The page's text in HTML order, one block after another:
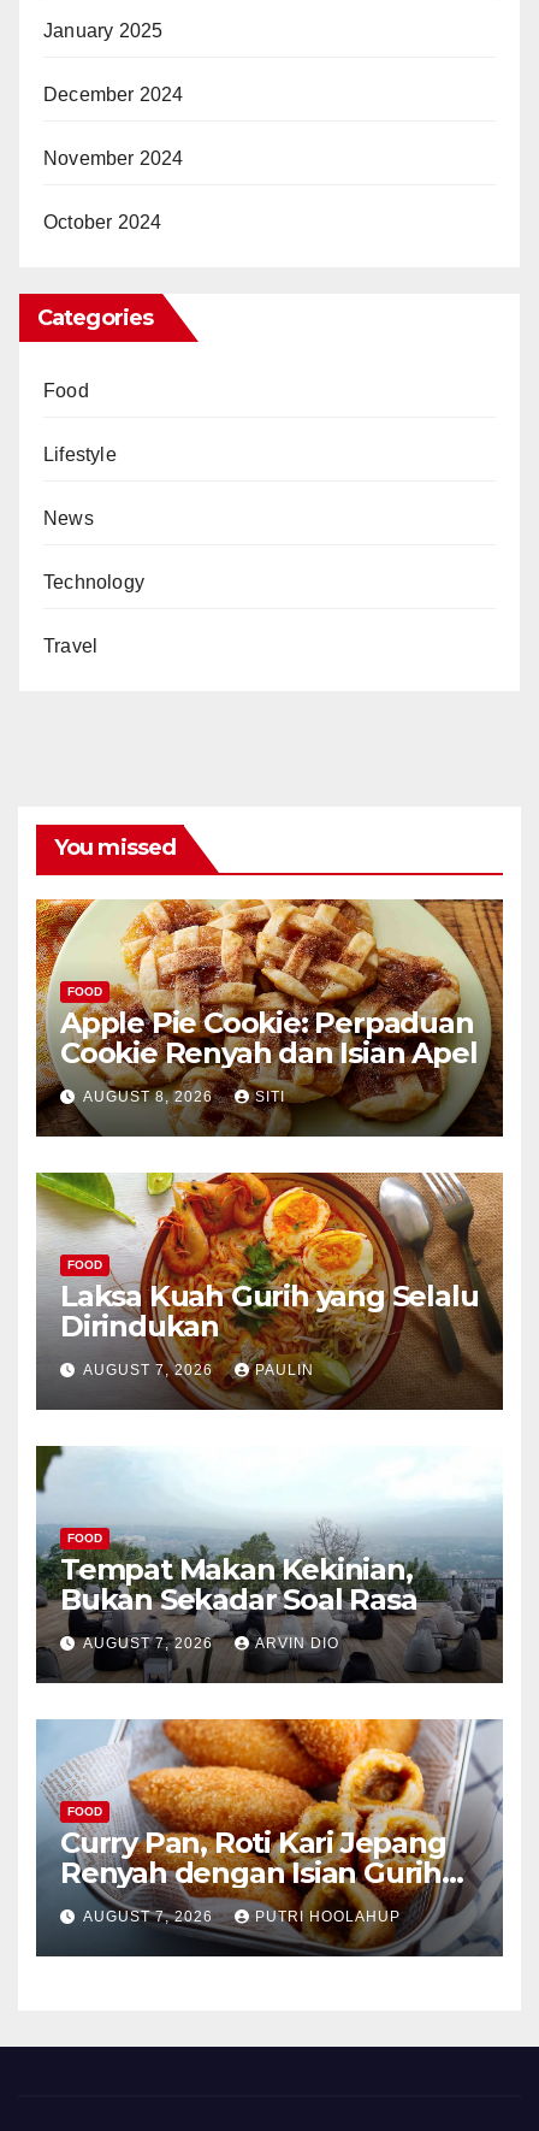
January 2025
December 2024
November 2024
October 2024
Categories
Food
Lifestyle
News
Technology
Travel
You missed
FOOD
Apple Pie Cookie: Perpaduan
Cookie Renyah dan Isian Apel
AUGUST 8, 2026 SITI
FOOD
Laksa Kuah Gurih yang Selalu
Dirindukan
AUGUST 7, 2026 PAULIN
FOOD
Tempat Makan Kekinian,
Bukan Sekadar Soal Rasa
AUGUST 7, 2026 ARVIN DIO
FOOD
Curry Pan, Roti Kari Jepang
Renyah dengan Isian Gurih
Menggoda
AUGUST 7, 2026 PUTRI HOOLAHUP